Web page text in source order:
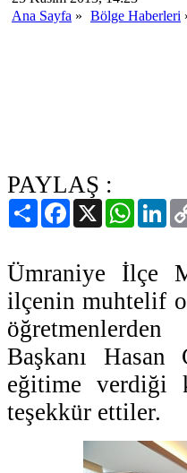
Ana Sayfa » Bölge Haberleri
PAYLAŞ :
PaylaşFacebook
X
Ümraniye İlçe
ilçenin muhtelif
Başkanı
eğitime verdiği
teşekkür ettiler.